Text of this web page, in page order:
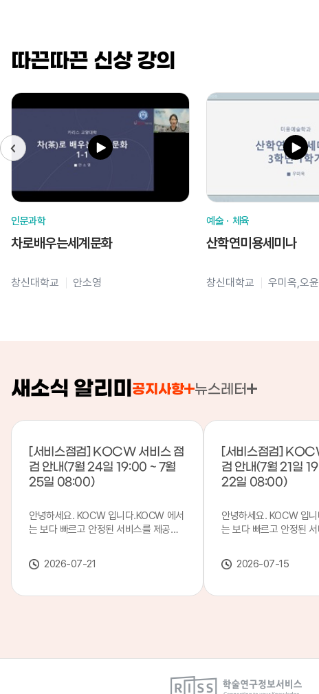
따끈따끈 신상 강의
인문과학
차로배우는세계문화
창신대학교 안소영
예술ㆍ체육
산학연미용세미나
창신대학교 우미옥,오
새소식 알리미 공지사항 뉴스레터
[서비스점검] KOCW 서비스 점
검 안내(7월 24일 19:00 ~ 7월
25일 08:00)
안녕하세요. KOCW 입니다.KOCW 에서
는 보다 빠르고 안정된 서비스를 제공하
합니다.※ 서비스 점검 작업 일시 : 7월
24일(금) 19:00 ~ 7월 25일(토) 08:00
안 서비스가 일시 중지될 수 있으니, 이
2026-07-21
[서비스점검]
검 안내(7월 21일
22일 08:00)
안녕하세요. KOCW 입
는 보다 빠르고 안정된
합니다.※ 서비스 점검 작
일(화) 19:00 ~ 7월 22
서비스가일시 중지될 수
2026-07-15